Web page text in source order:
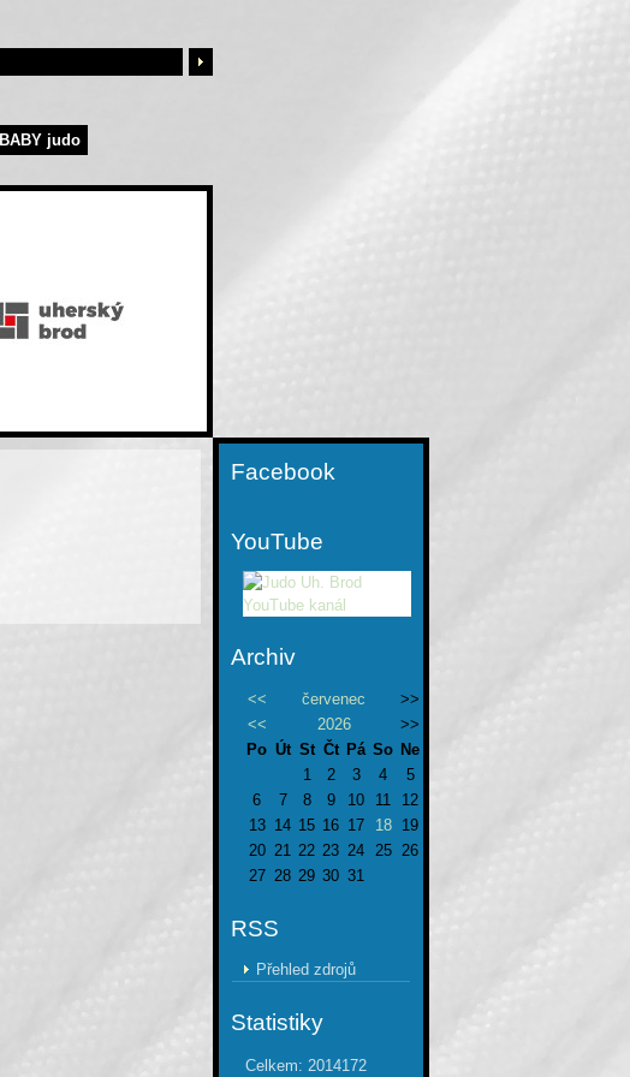
BABY judo
Facebook
YouTube
Archiv
<< červenec
>>
<<
2026
>>
Po Út St Čt Pá So Ne
1
2 3 4
5
6
7 8 9 10 11
12
13 14 15 16 17 18
19
20 21 22 23 24 25 26
27 28 29 30 31
RSS
Přehled zdrojů
Statistiky
Celkem: 2014172